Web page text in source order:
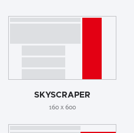
SKYSCRAPER
160 x 600